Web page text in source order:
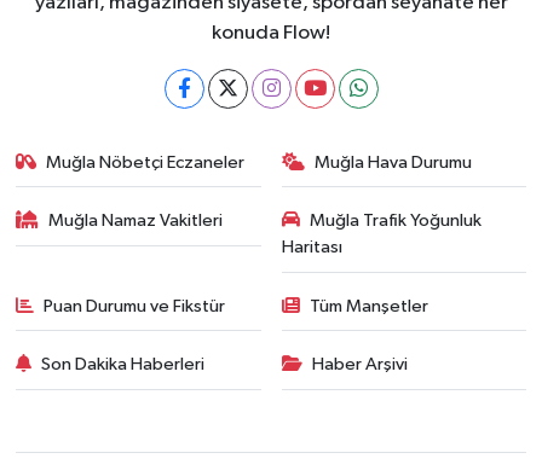
konuda Flow!
Muğla Nöbetçi Eczaneler Muğla Hava Durumu
Muğla Namaz Vakitleri
Muğla Trafik Yoğunluk
Haritası
Puan Durumu ve Fikstür Tüm Manşetler
Son Dakika Haberleri Haber Arşivi